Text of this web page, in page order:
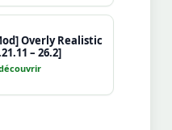
Overly Realistic
– 26.2]